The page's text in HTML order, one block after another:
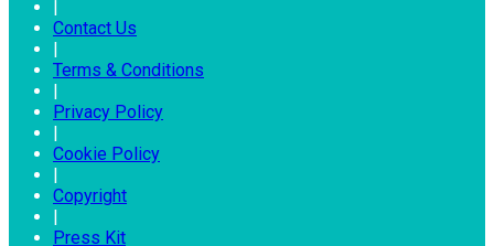
Contact Us
Terms & Conditions
Privacy Policy
Cookie Policy
Copyright
Press Kit